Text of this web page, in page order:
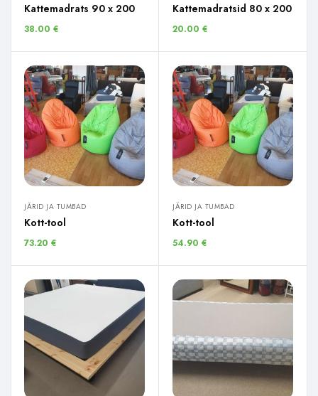
Kattemadrats 90 x 200
38.00 €
Kattemadratsid 80 x 200
20.00 €
JÄRID JA TUMBAD
Kott-tool
73.20 €
JÄRID JA TUMBAD
Kott-tool
54.90 €